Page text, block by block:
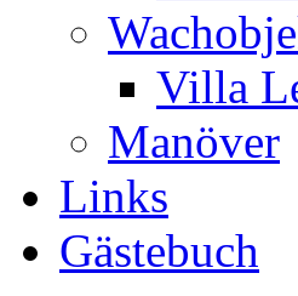
Villa
Manöver
Links
Gästebuch